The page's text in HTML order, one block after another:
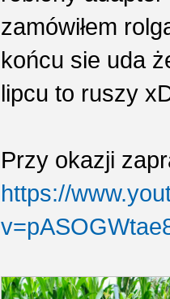
zamówiłem
końcu sie uda
lipcu to ruszy
Przy okazji
https://